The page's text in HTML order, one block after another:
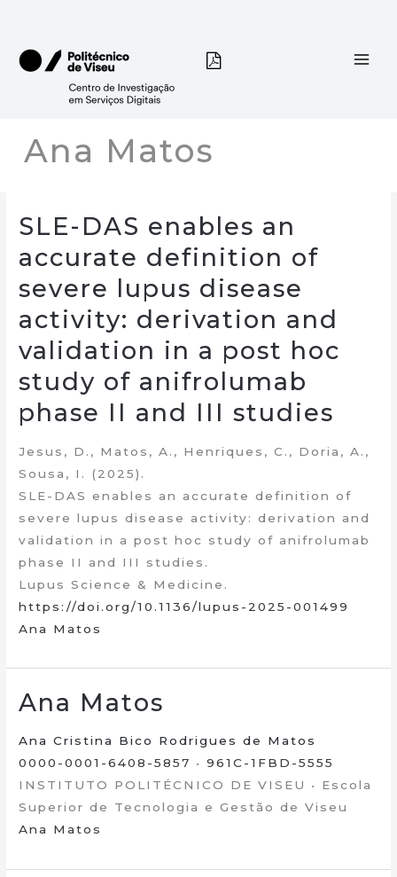
content
Ana Matos
SLE-DAS enables an
accurate definition of
severe lupus disease
activity: derivation and
validation in a post hoc
study of anifrolumab
phase II and III studies
Jesus, D., Matos, A., Henriques, C., Doria, A.,
Sousa, I. (2025).
SLE-DAS enables an accurate definition of
severe lupus disease activity: derivation and
validation in a post hoc study of anifrolumab
phase II and III studies.
Lupus Science & Medicine.
https://doi.org/10.1136/lupus-2025-001499
Ana Matos
Ana Matos
Ana Cristina Bico Rodrigues de Matos
0000-0001-6408-5857 •961C-1FBD-5555
INSTITUTO POLITÉCNICO DE VISEU • Escola
Superior de Tecnologia e Gestão de Viseu
Ana Matos